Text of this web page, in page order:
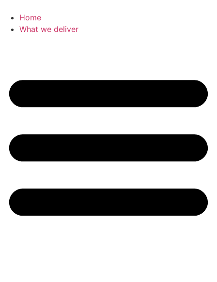
Home
What we deliver